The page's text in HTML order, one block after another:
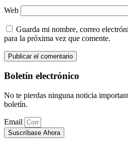
Web
Guarda mi nombre, correo
para la próxima vez que comente.
Boletín electrónico
No te pierdas ninguna noticia
boletín.
Email
Suscríbase Ahora